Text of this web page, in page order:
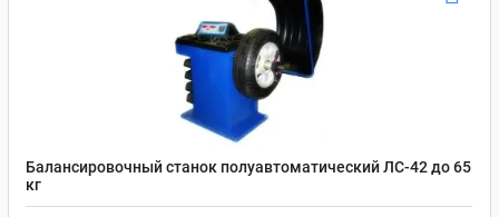
Балансировочный станок полуавтоматический ЛС-42 до 65
кг